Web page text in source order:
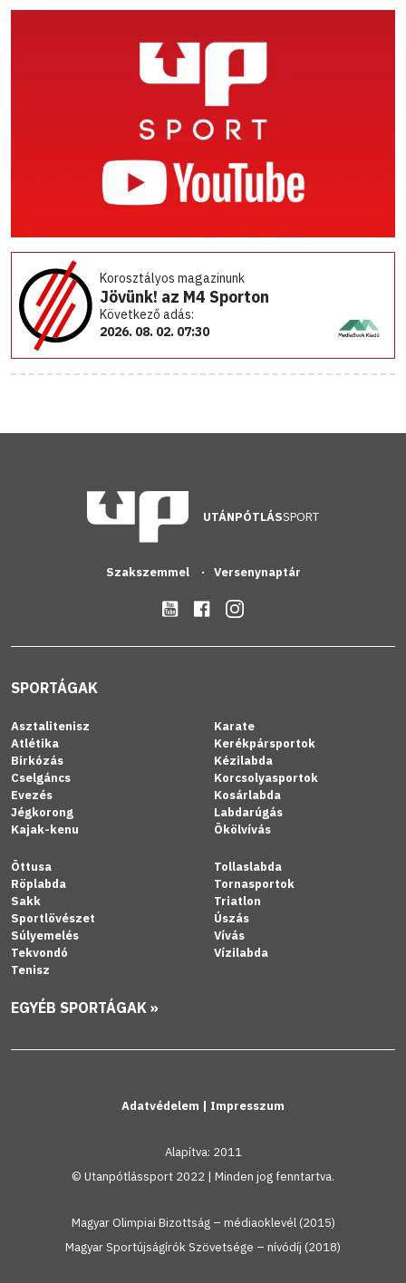
Korosztályos magazinunk
Jövünk! az M4 Sporton
Következő adás:
2026. 08. 02. 07:30
UTÁNPÓTLÁSSPORT
Szakszemmel Versenynaptár
SPORTÁGAK
Asztalitenisz
Atlétika
Birkózás
Cselgáncs
Evezés
Jégkorong
Kajak-kenu
Karate
Kerékpársportok
Kézilabda
Korcsolyasportok
Kosárlabda
Labdarúgás
Ökölvívás
Öttusa
Röplabda
Sakk
Sportlövészet
Súlyemelés
Tekvondó
Tenisz
Tollaslabda
Tornasportok
Triatlon
Úszás
Vívás
Vízilabda
EGYÉB SPORTÁGAK »
Adatvédelem | Impresszum
Alapítva: 2011
© Utanpótlássport 2022 | Minden jog fenntartva.
Magyar Olimpiai Bizottság – médiaoklevél (2015)
Magyar Sportújságírók Szövetsége – nívódíj (2018)